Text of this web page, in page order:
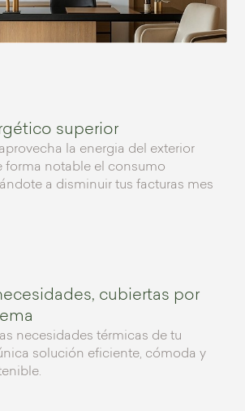
superior
la energia del exterior
forma notable el consumo
a disminuir tus facturas mes
cubiertas por
necesidades térmicas de tu
solución eficiente, cómoda y